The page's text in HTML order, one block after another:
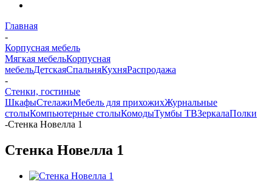
Главная
-
Корпусная мебель
Мягкая мебельКорпусная
мебельДетскаяСпальняКухняРаспродажа
-
Стенки, гостиные
ШкафыСтелажиМебель для прихожихЖурнальные
столыКомпьютерные столыКомодыТумбы ТВЗеркалаПолки
-Стенка Новелла 1
Стенка Новелла 1